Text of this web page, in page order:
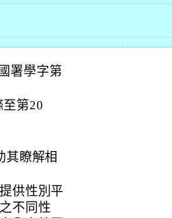
署學字第
第20
其瞭解相
供性別平
不同性